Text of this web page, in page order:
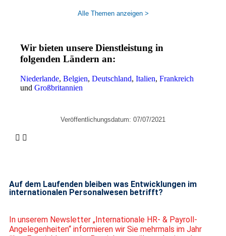
Alle Themen anzeigen >
Wir bieten unsere Dienstleistung in
folgenden Ländern an:
Niederlande, Belgien, Deutschland, Italien, Frankreich
und Großbritannien
Veröffentlichungsdatum: 07/07/2021
Auf dem Laufenden bleiben was Entwicklungen im
internationalen Personalwesen betrifft?
In unserem Newsletter „Internationale HR- & Payroll-
Angelegenheiten“ informieren wir Sie mehrmals im Jahr